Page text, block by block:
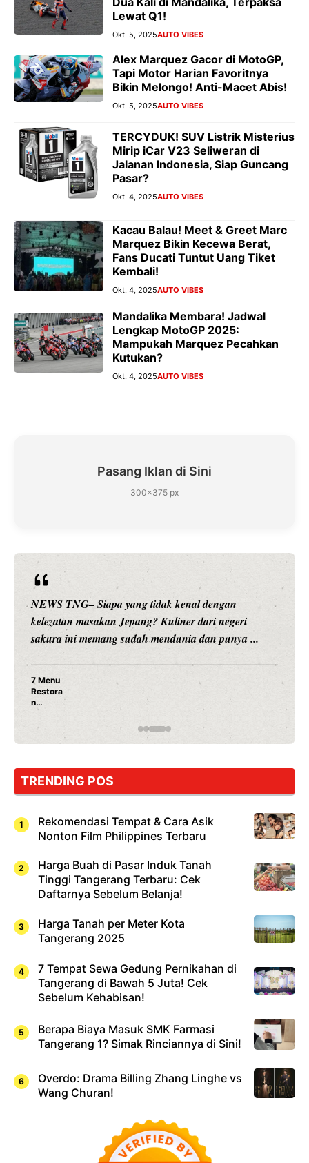
Lewat Q1!
Okt. 5, 2025AUTO VIBES
Alex Marquez Gacor di MotoGP,
Tapi Motor Harian Favoritnya
Bikin Melongo! Anti-Macet Abis!
Okt. 5, 2025AUTO VIBES
TERCYDUK! SUV Listrik Misterius
Mirip iCar V23 Seliweran di
Jalanan Indonesia, Siap Guncang
Pasar?
Okt. 4, 2025AUTO VIBES
Kacau Balau! Meet & Greet Marc
Marquez Bikin Kecewa Berat,
Fans Ducati Tuntut Uang Tiket
Kembali!
Okt. 4, 2025AUTO VIBES
Mandalika Membara! Jadwal
Lengkap MotoGP 2025:
Mampukah Marquez Pecahkan
Kutukan?
Okt. 4, 2025AUTO VIBES
Pasang Iklan di Sini
300×375 px
NEWS TNG– Siapa sangka, dua nama besar di dunia
hiburan, Nunung Srimulat dan Vicky Prasetyo, kini
merambah dunia kuliner dengan ...
Nunung Srimulat & Vicky Prasetyo Buka Restoran
Rahasia Mami Bikin Nagih!
TRENDING POS
Rekomendasi Tempat & Cara Asik
Nonton Film Philippines Terbaru
Harga Buah di Pasar Induk Tanah
Tinggi Tangerang Terbaru: Cek
Daftarnya Sebelum Belanja!
Harga Tanah per Meter Kota
Tangerang 2025
7 Tempat Sewa Gedung Pernikahan di
Tangerang di Bawah 5 Juta! Cek
Sebelum Kehabisan!
Berapa Biaya Masuk SMK Farmasi
Tangerang 1? Simak Rinciannya di Sini!
Overdo: Drama Billing Zhang Linghe vs
Wang Churan!